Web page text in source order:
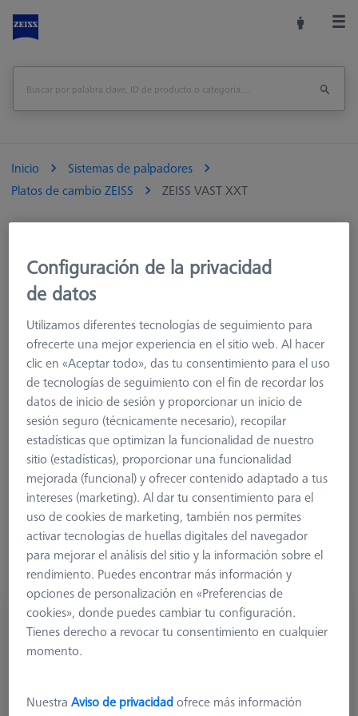
Inicio
Sistemas de palpadores
Platos de cambio ZEISS
ZEISS VAST XXT
ZEISS VAST XXT
Los platos adaptadores son adecuados para el sensor ZEISS
VAST XXT. En comparación con los sensore intercambiables,
ZEISS VAST XXT aumenta la fiabilidad y precisión de
funcionamiento de las mediciones, pero también amplía el
rango de medición con la funcionalidad de escaneo y, por
tanto, con una declaración de forma de los elementos de
medición. El punto de rodamiento refinado del plato XXT
garantiza la estabilidad del sistema y, al mismo tiempo, el alto
grado de precisión. Los puntos de contacto chapados en oro
mejoran la conductividad eléctrica, lo que garantiza una
transmisión de datos más robusta. Desde 2022, los platos
adaptadores VAST XXT han sido equipados con un nuevo
chip, que en el futuro permitirá, similar al cabezal de medición
VAST, aumentar el rendimiento e integrar nuevas
características.
Configuración de la privacidad
de datos
Utilizamos diferentes tecnologías de seguimiento para
ofrecerte una mejor experiencia en el sitio web. Al hacer
clic en «Aceptar todo», das tu consentimiento para el uso
de tecnologías de seguimiento con el fin de recordar los
datos de inicio de sesión y proporcionar un inicio de
sesión seguro (técnicamente necesario), recopilar
estadísticas que optimizan la funcionalidad de nuestro
sitio (estadísticas), proporcionar una funcionalidad
mejorada (funcional) y ofrecer contenido adaptado a tus
intereses (marketing). Al dar tu consentimiento para el
uso de cookies de marketing, también nos permites
activar tecnologías de huellas digitales del navegador
para mejorar el análisis del sitio y la información sobre el
rendimiento. Puedes encontrar más información y
opciones de personalización en «Preferencias de
cookies», donde puedes cambiar tu configuración.
Tienes derecho a revocar tu consentimiento en cualquier
momento.
NuestraAviso de privacidadofrece más información